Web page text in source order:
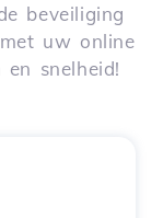
beveiliging
uw online
snelheid!